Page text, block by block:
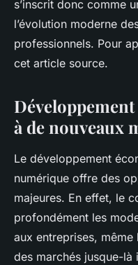
s’inscrit donc comme
l’évolution moderne
professionnels. Pour
cet article source.
à de nouveaux
Le développement
numérique offre des
majeures. En effet, le
profondément les
aux entreprises,
des marchés jusque-là